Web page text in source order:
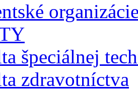
špeciálnej
zdravotníctva